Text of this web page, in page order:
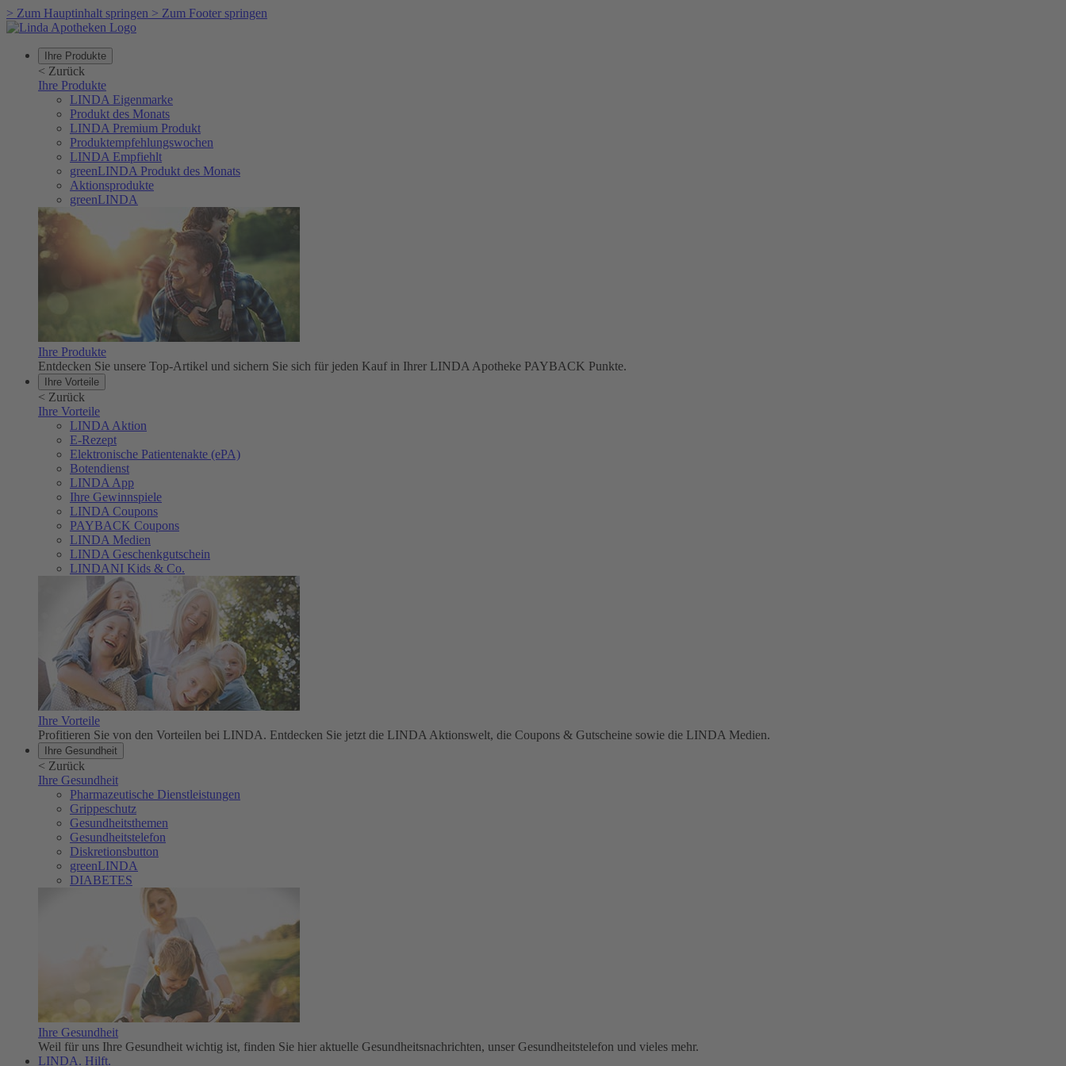
> Zum Hauptinhalt springen > Zum Footer springen
Ihre Produkte
< Zurück
Ihre Produkte
LINDA Eigenmarke
Produkt des Monats
LINDA Premium Produkt
Produktempfehlungswochen
LINDA Empfiehlt
greenLINDA Produkt des Monats
Aktionsprodukte
greenLINDA
Ihre Produkte
Entdecken Sie unsere Top-Artikel und sichern Sie sich für jeden Kauf in Ihrer LINDA Apotheke PAYBACK Punkte.
Ihre Vorteile
< Zurück
Ihre Vorteile
LINDA Aktion
E-Rezept
Elektronische Patientenakte (ePA)
Botendienst
LINDA App
Ihre Gewinnspiele
LINDA Coupons
PAYBACK Coupons
LINDA Medien
LINDA Geschenkgutschein
LINDANI Kids & Co.
Ihre Vorteile
Profitieren Sie von den Vorteilen bei LINDA. Entdecken Sie jetzt die LINDA Aktionswelt, die Coupons & Gutscheine sowie die LINDA Medien.
Ihre Gesundheit
< Zurück
Ihre Gesundheit
Pharmazeutische Dienstleistungen
Grippeschutz
Gesundheitsthemen
Gesundheitstelefon
Diskretionsbutton
greenLINDA
DIABETES
Ihre Gesundheit
Weil für uns Ihre Gesundheit wichtig ist, finden Sie hier aktuelle Gesundheitsnachrichten, unser Gesundheitstelefon und vieles mehr.
LINDA. Hilft.